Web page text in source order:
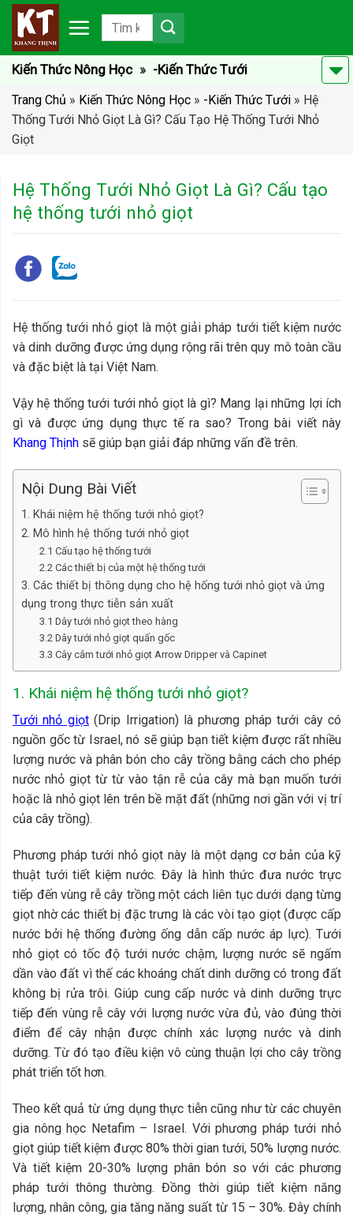
Chuyển
nội
dung
Kiến Thức Nông Học » -Kiến Thức Tưới
Trang Chủ » Kiến Thức Nông Học » -Kiến Thức Tưới » Hệ
Thống Tưới Nhỏ Giọt Là Gì? Cấu Tạo Hệ Thống Tưới Nhỏ
Giọt
Hệ Thống Tưới Nhỏ Giọt Là Gì? Cấu tạo
hệ thống tưới nhỏ giọt
Hệ thống tưới nhỏ giọt là một giải pháp tưới tiết kiệm nước
và dinh dưỡng được ứng dụng rộng rãi trên quy mô toàn cầu
và đặc biệt là tại Việt Nam.
Vậy hệ thống tưới tưới nhỏ giọt là gì? Mang lại những lợi ích
gì và được ứng dụng thực tế ra sao? Trong bài viết này
Khang Thịnh sẽ giúp bạn giải đáp những vấn đề trên.
Nội Dung Bài Viết
1. Khái niệm hệ thống tưới nhỏ giọt?
2. Mô hình hệ thống tưới nhỏ giọt
2.1 Cấu tạo hệ thống tưới
2.2 Các thiết bị của một hệ thống tưới
3. Các thiết bị thông dụng cho hệ hống tưới nhỏ giọt và ứng
dụng trong thực tiễn sản xuất
3.1 Dây tưới nhỏ giọt theo hàng
3.2 Dây tưới nhỏ giọt quấn gốc
3.3 Cây cắm tưới nhỏ giọt Arrow Dripper và Capinet
1. Khái niệm hệ thống tưới nhỏ giọt?
Tưới nhỏ giọt(Drip Irrigation) là phương pháp tưới cây có
nguồn gốc từ Israel, nó sẽ giúp bạn tiết kiệm được rất nhiều
lượng nước và phân bón cho cây trồng bằng cách cho phép
nước nhỏ giọt từ từ vào tận rễ của cây mà bạn muốn tưới
hoặc là nhỏ giọt lên trên bề mặt đất (những nơi gần với vị trí
của cây trồng).
Phương pháp tưới nhỏ giọt này là một dạng cơ bản của kỹ
thuật tưới tiết kiệm nước. Đây là hình thức đưa nước trực
tiếp đến vùng rễ cây trồng một cách liên tục dưới dạng từng
giọt nhờ các thiết bị đặc trưng là các vòi tạo giọt (được cấp
nước bởi hệ thống đường ống dẫn cấp nước áp lực). Tưới
nhỏ giọt có tốc độ tưới nước chậm, lượng nước sẽ ngấm
dần vào đất vì thế các khoáng chất dinh dưỡng có trong đất
không bị rửa trôi. Giúp cung cấp nước và dinh dưỡng trực
tiếp đến vùng rễ cây với lượng nước vừa đủ, vào đúng thời
điểm để cây nhận được chính xác lượng nước và dinh
dưỡng. Từ đó tạo điều kiện vô cùng thuận lợi cho cây trồng
phát triển tốt hơn.
Theo kết quả từ ứng dụng thực tiễn cũng như từ các chuyên
gia nông học Netafim – Israel. Với phương pháp tưới nhỏ
giọt giúp tiết kiệm được 80% thời gian tưới, 50% lượng nước.
Và tiết kiệm 20-30% lượng phân bón so với các phương
pháp tưới thông thường. Đồng thời giúp tiết kiệm năng
lượng, nhân công, gia tăng năng suất từ 15 – 30%. Đây chính